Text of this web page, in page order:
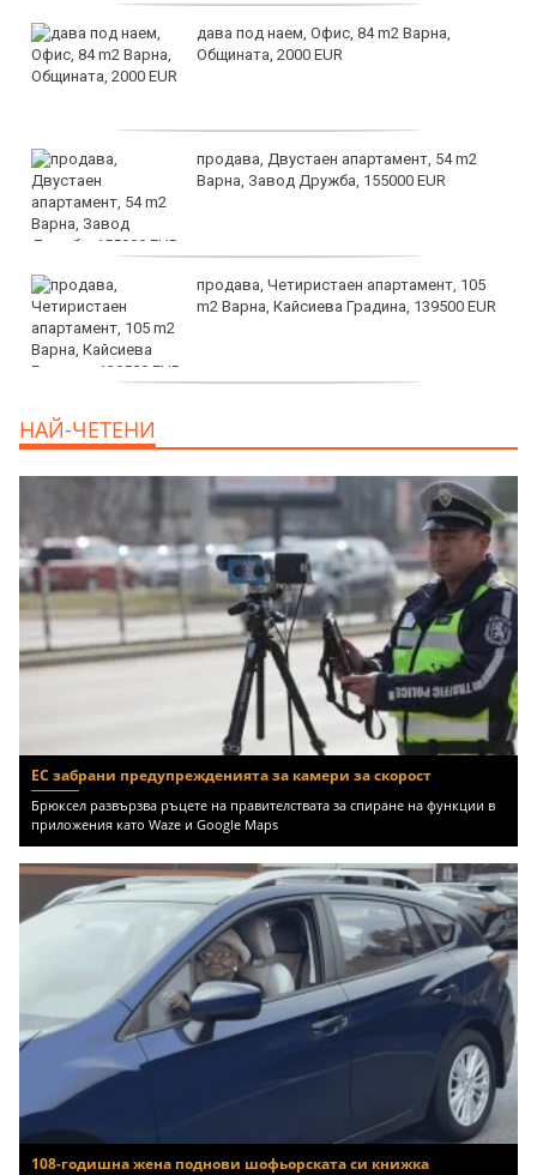
дава под наем, Офис, 84 m2 Варна,
Общината, 2000 EUR
продава, Двустаен апартамент, 54 m2
Варна, Завод Дружба, 155000 EUR
продава, Четиристаен апартамент, 105
m2 Варна, Кайсиева Градина, 139500 EUR
НАЙ-ЧЕТЕНИ
ЕС забрани предупрежденията за камери за скорост
Брюксел развързва ръцете на правителствата за спиране на функции в
приложения като Waze и Google Maps
108-годишна жена поднови шофьорската си книжка